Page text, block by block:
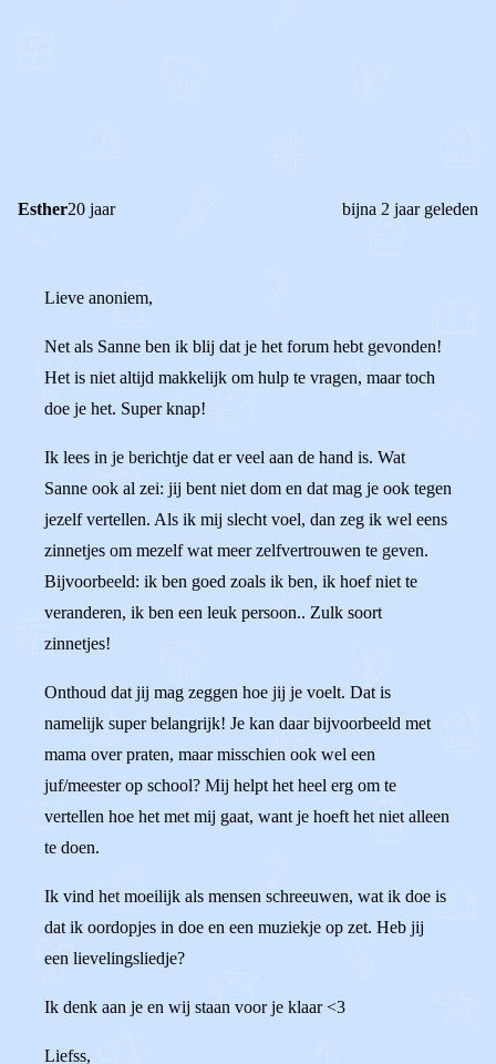
Esther20 jaar bijna 2 jaar geleden
Lieve anoniem,
Net als Sanne ben ik blij dat je het forum hebt gevonden!
Het is niet altijd makkelijk om hulp te vragen, maar toch
doe je het. Super knap!
Ik lees in je berichtje dat er veel aan de hand is. Wat
Sanne ook al zei: jij bent niet dom en dat mag je ook tegen
jezelf vertellen. Als ik mij slecht voel, dan zeg ik wel eens
zinnetjes om mezelf wat meer zelfvertrouwen te geven.
Bijvoorbeeld: ik ben goed zoals ik ben, ik hoef niet te
veranderen, ik ben een leuk persoon.. Zulk soort
zinnetjes!
Onthoud dat jij mag zeggen hoe jij je voelt. Dat is
namelijk super belangrijk! Je kan daar bijvoorbeeld met
mama over praten, maar misschien ook wel een
juf/meester op school? Mij helpt het heel erg om te
vertellen hoe het met mij gaat, want je hoeft het niet alleen
te doen.
Ik vind het moeilijk als mensen schreeuwen, wat ik doe is
dat ik oordopjes in doe en een muziekje op zet. Heb jij
een lievelingsliedje?
Ik denk aan je en wij staan voor je klaar <3
Liefss,